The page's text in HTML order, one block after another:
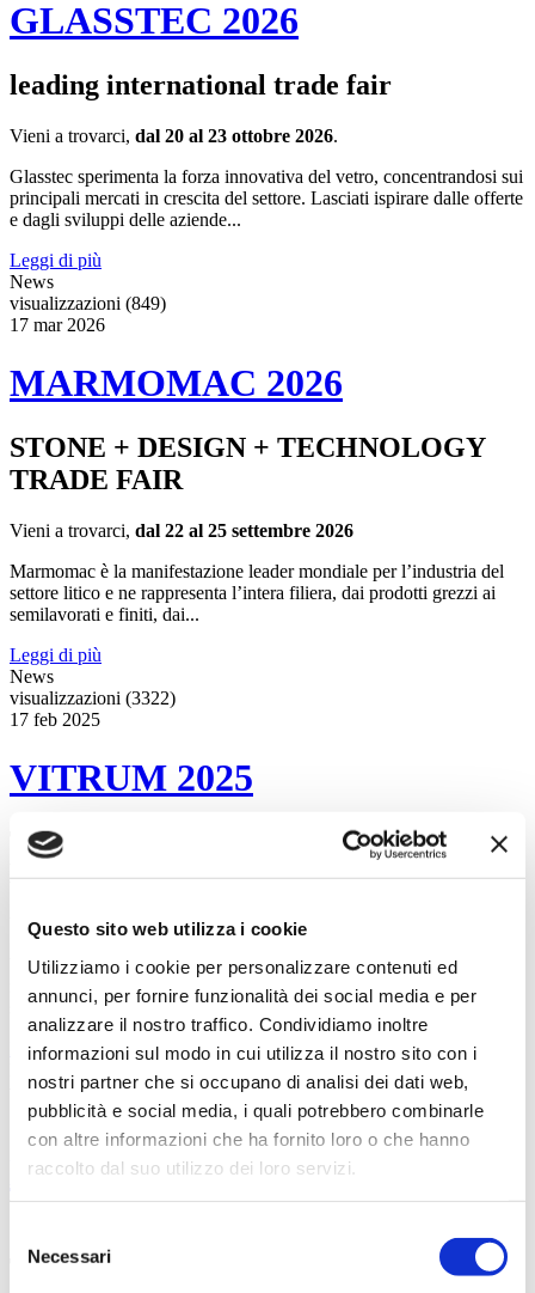
Questo sito web utilizza i cookie
Utilizziamo i cookie per personalizzare contenuti ed
annunci, per fornire funzionalità dei social media e per
analizzare il nostro traffico. Condividiamo inoltre
informazioni sul modo in cui utilizza il nostro sito con i
nostri partner che si occupano di analisi dei dati web,
pubblicità e social media, i quali potrebbero combinarle
con altre informazioni che ha fornito loro o che hanno
raccolto dal suo utilizzo dei loro servizi.
delNecessari
GLASSTEC 2026
leading international trade fair
Vieni a trovarci, dal 20 al 23 ottobre 2026.
Glasstec sperimenta la forza innovativa del vetro, concentrandosi sui
principali mercati in crescita del settore. Lasciati ispirare dalle offerte
e dagli sviluppi delle aziende...
Leggi di più
News
visualizzazioni (849)
17 mar 2026
MARMOMAC 2026
STONE + DESIGN + TECHNOLOGY
TRADE FAIR
Vieni a trovarci, dal 22 al 25 settembre 2026
Marmomac è la manifestazione leader mondiale per l’industria del
settore litico e ne rappresenta l’intera filiera, dai prodotti grezzi ai
semilavorati e finiti, dai...
Leggi di più
News
visualizzazioni (3322)
17 feb 2025
VITRUM 2025
TAKE YOUR GLASS BUSINESS TO
NEXT LEVEL
Vieni a trovarci dal 16 al 19 settembre 2025
Vitrum 2025 riunisce a Milano il meglio dell’industria del vetro
mondiale. L’appuntamento biennale con il Salone internazionale
specializzato delle macchine,...
Leggi di più
visualizzazioni (3320)
feb 2025
MARMOMAC 2025
STONE + DESIGN + TECHNOLOGY
TRADE FAIR